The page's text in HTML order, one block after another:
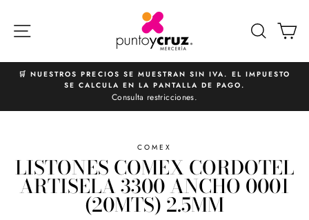
directamente
diapositivas
🛒 NUESTROS PRECIOS SE MUESTRAN SIN IVA. EL IMPUESTO
SE CALCULA EN LA PANTALLA DE PAGO.
Consulta restricciones.
COMEX
LISTONES COMEX CORDOTEL
ARTISELA 3300 ANCHO 0001
(20MTS) 2.5MM